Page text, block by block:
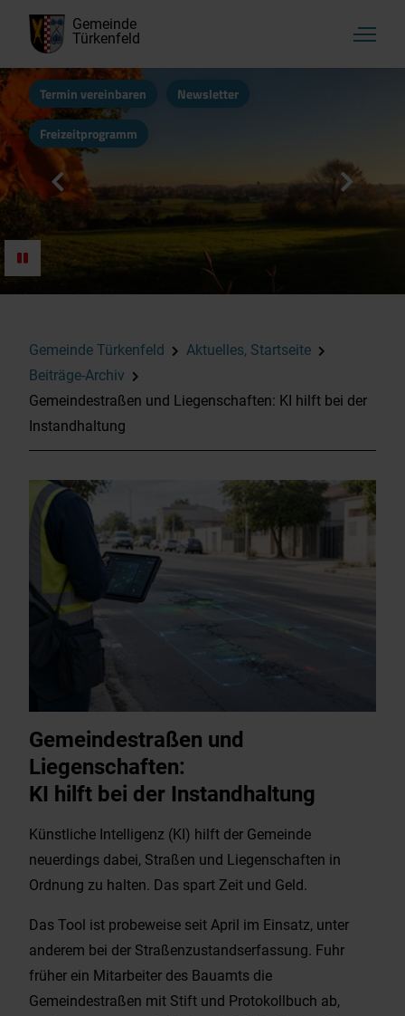
Gemeinde
Türkenfeld
Termin vereinbaren Newsletter
Freizeitprogramm
Gemeinde Türkenfeld
Aktuelles, Startseite
Beiträge-Archiv
Gemeindestraßen und Liegenschaften: KI hilft bei der
Instandhaltung
Gemeindestraßen und
Liegenschaften:
KI hilft bei der Instandhaltung
Künstliche Intelligenz (KI) hilft der Gemeinde
neuerdings dabei, Straßen und Liegenschaften in
Ordnung zu halten. Das spart Zeit und Geld.
Das Tool ist probeweise seit April im Einsatz, unter
anderem bei der Straßenzustandserfassung. Fuhr
früher ein Mitarbeiter des Bauamts die
Gemeindestraßen mit Stift und Protokollbuch ab,